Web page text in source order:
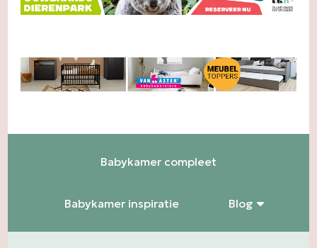
Babykamer compleet
Babykamer inspiratie Blog